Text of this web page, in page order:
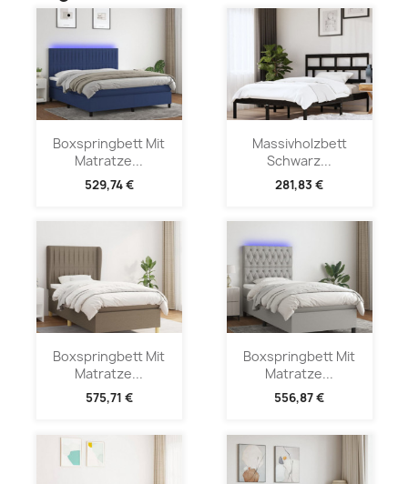
Boxspringbett Mit
Matratze...
529,74 €
Massivholzbett
Schwarz...
281,83 €
Boxspringbett Mit
Matratze...
575,71 €
Boxspringbett Mit
Matratze...
556,87 €